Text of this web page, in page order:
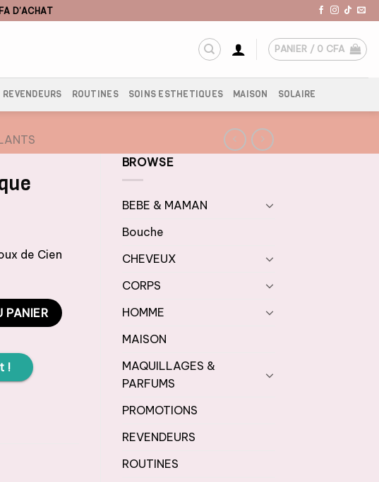
D’ACHAT
PANIER / 0 CFA
REVENDEURS ROUTINES SOINS ESTHETIQUES MAISON SOLAIRE
BROWSE
BEBE & MAMAN
Bouche
CHEVEUX
CORPS
HOMME
MAISON
MAQUILLAGES &
PARFUMS
PROMOTIONS
REVENDEURS
ROUTINES
de Cien
PANIER
!